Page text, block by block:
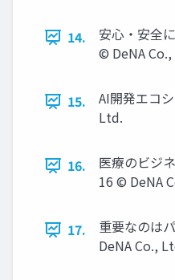
14.
安⼼‧安全
© DeNA
15.
AI開発エコ
Ltd.
16.
医療のビジ
16 © DeNA
17.
重要なのは
DeNA Co.,